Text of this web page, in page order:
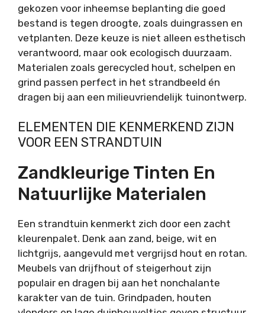
gekozen voor inheemse beplanting die goed
bestand is tegen droogte, zoals duingrassen en
vetplanten. Deze keuze is niet alleen esthetisch
verantwoord, maar ook ecologisch duurzaam.
Materialen zoals gerecycled hout, schelpen en
grind passen perfect in het strandbeeld én
dragen bij aan een milieuvriendelijk tuinontwerp.
ELEMENTEN DIE KENMERKEND ZIJN
VOOR EEN STRANDTUIN
Zandkleurige Tinten En
Natuurlijke Materialen
Een strandtuin kenmerkt zich door een zacht
kleurenpalet. Denk aan zand, beige, wit en
lichtgrijs, aangevuld met vergrijsd hout en rotan.
Meubels van drijfhout of steigerhout zijn
populair en dragen bij aan het nonchalante
karakter van de tuin. Grindpaden, houten